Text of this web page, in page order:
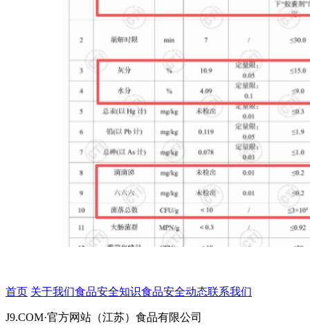
首页 关于我们食品安全知识食品安全动态联系我们
J9.COM·官方网站（江苏）食品有限公司